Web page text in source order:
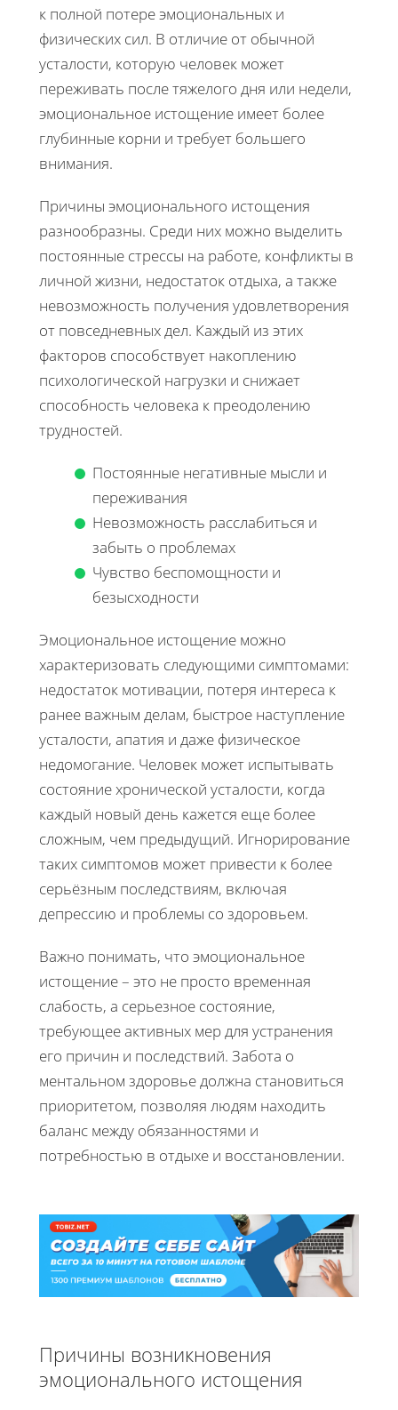
к полной потере эмоциональных и
физических сил. В отличие от обычной
усталости, которую человек может
переживать после тяжелого дня или недели,
эмоциональное истощение имеет более
глубинные корни и требует большего
внимания.
Причины эмоционального истощения
разнообразны. Среди них можно выделить
постоянные стрессы на работе, конфликты в
личной жизни, недостаток отдыха, а также
невозможность получения удовлетворения
от повседневных дел. Каждый из этих
факторов способствует накоплению
психологической нагрузки и снижает
способность человека к преодолению
трудностей.
Постоянные негативные мысли и
переживания
Невозможность расслабиться и
забыть о проблемах
Чувство беспомощности и
безысходности
Эмоциональное истощение можно
характеризовать следующими симптомами:
недостаток мотивации, потеря интереса к
ранее важным делам, быстрое наступление
усталости, апатия и даже физическое
недомогание. Человек может испытывать
состояние хронической усталости, когда
каждый новый день кажется еще более
сложным, чем предыдущий. Игнорирование
таких симптомов может привести к более
серьёзным последствиям, включая
депрессию и проблемы со здоровьем.
Важно понимать, что эмоциональное
истощение – это не просто временная
слабость, а серьезное состояние,
требующее активных мер для устранения
его причин и последствий. Забота о
ментальном здоровье должна становиться
приоритетом, позволяя людям находить
баланс между обязанностями и
потребностью в отдыхе и восстановлении.
Причины возникновения
эмоционального истощения